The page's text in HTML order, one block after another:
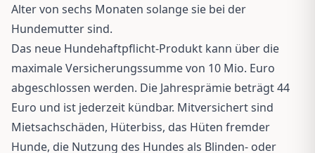
Alter von sechs Monaten solange sie bei der
Hundemutter sind.
Das neue Hundehaftpflicht-Produkt kann über die
maximale Versicherungssumme von 10 Mio. Euro
abgeschlossen werden. Die Jahresprämie beträgt 44
Euro und ist jederzeit kündbar. Mitversichert sind
Mietsachschäden, Hüterbiss, das Hüten fremder
Hunde, die Nutzung des Hundes als Blinden- oder